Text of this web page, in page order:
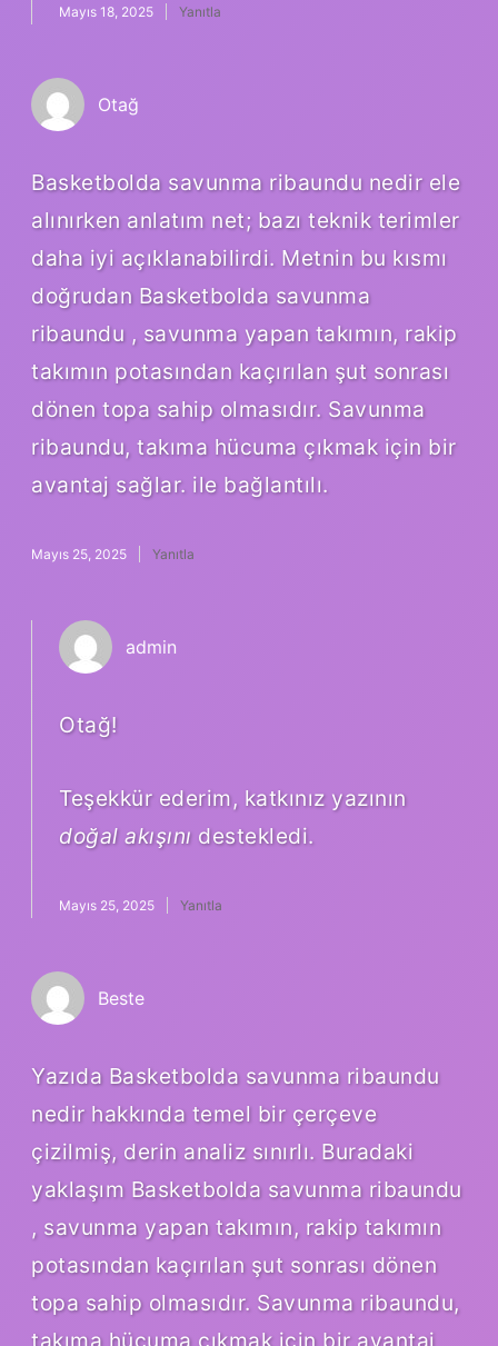
Mayıs 18, 2025 Yanıtla
Otağ
Basketbolda savunma ribaundu nedir ele
alınırken anlatım net; bazı teknik terimler
daha iyi açıklanabilirdi. Metnin bu kısmı
doğrudan Basketbolda savunma
ribaundu , savunma yapan takımın, rakip
takımın potasından kaçırılan şut sonrası
dönen topa sahip olmasıdır. Savunma
ribaundu, takıma hücuma çıkmak için bir
avantaj sağlar. ile bağlantılı.
Mayıs 25, 2025 Yanıtla
admin
Otağ!
Teşekkür ederim, katkınız yazının
doğal akışını destekledi.
Mayıs 25, 2025 Yanıtla
Beste
Yazıda Basketbolda savunma ribaundu
nedir hakkında temel bir çerçeve
çizilmiş, derin analiz sınırlı. Buradaki
yaklaşım Basketbolda savunma ribaundu
, savunma yapan takımın, rakip takımın
potasından kaçırılan şut sonrası dönen
topa sahip olmasıdır. Savunma ribaundu,
takıma hücuma çıkmak için bir avantaj